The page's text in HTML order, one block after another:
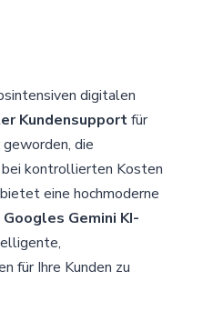
digitalen
Kundensupportfür
die
kontrollierten Kosten
bietet eine hochmoderne
Googles Gemini KI-
für Ihre Kunden zu